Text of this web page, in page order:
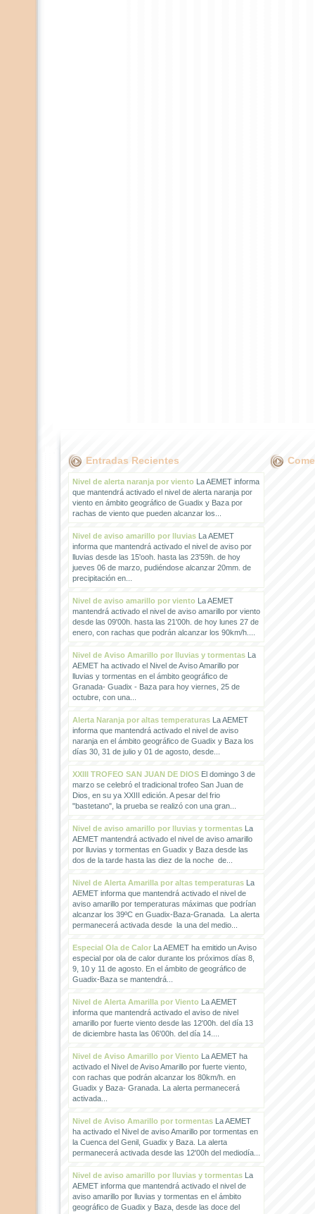
Entradas Recientes
Nivel de alerta naranja por vientoLa AEMET informa
que mantendrá activado el nivel de alerta naranja por
viento en ámbito geográfico de Guadix y Baza por
rachas de viento que pueden alcanzar los...
Nivel de aviso amarillo por lluviasLa AEMET
informa que mantendrá activado el nivel de aviso por
lluvias desde las 15'ooh. hasta las 23'59h. de hoy
jueves 06 de marzo, pudiéndose alcanzar 20mm. de
precipitación en...
Nivel de aviso amarillo por vientoLa AEMET
mantendrá activado el nivel de aviso amarillo por viento
desde las 09'00h. hasta las 21'00h. de hoy lunes 27 de
enero, con rachas que podrán alcanzar los 90km/h....
Nivel de Aviso Amarillo por lluvias y tormentasLa
AEMET ha activado el Nivel de Aviso Amarillo por
lluvias y tormentas en el ámbito geográfico de
Granada- Guadix - Baza para hoy viernes, 25 de
octubre, con una...
Alerta Naranja por altas temperaturasLa AEMET
informa que mantendrá activado el nivel de aviso
naranja en el ámbito geográfico de Guadix y Baza los
días 30, 31 de julio y 01 de agosto, desde...
XXIII TROFEO SAN JUAN DE DIOSEl domingo 3 de
marzo se celebró el tradicional trofeo San Juan de
Dios, en su ya XXIII edición. A pesar del frio
"bastetano", la prueba se realizó con una gran...
Nivel de aviso amarillo por lluvias y tormentasLa
AEMET mantendrá activado el nivel de aviso amarillo
por lluvias y tormentas en Guadix y Baza desde las
dos de la tarde hasta las diez de la noche de...
Nivel de Alerta Amarilla por altas temperaturasLa
AEMET informa que mantendrá activado el nivel de
aviso amarillo por temperaturas máximas que podrían
alcanzar los 39ºC en Guadix-Baza-Granada. La alerta
permanecerá activada desde la una del medio...
Especial Ola de CalorLa AEMET ha emitido un Aviso
especial por ola de calor durante los próximos días 8,
9, 10 y 11 de agosto. En el ámbito de geográfico de
Guadix-Baza se mantendrá...
Nivel de Alerta Amarilla por VientoLa AEMET
informa que mantendrá activado el aviso de nivel
amarillo por fuerte viento desde las 12'00h. del día 13
de diciembre hasta las 06'00h. del día 14....
Nivel de Aviso Amarillo por VientoLa AEMET ha
activado el Nivel de Aviso Amarillo por fuerte viento,
con rachas que podrán alcanzar los 80km/h. en
Guadix y Baza- Granada. La alerta permanecerá
activada...
Nivel de Aviso Amarillo por tormentasLa AEMET
ha activado el Nivel de aviso Amarillo por tormentas en
la Cuenca del Genil, Guadix y Baza. La alerta
permanecerá activada desde las 12'00h del mediodía...
Nivel de aviso amarillo por lluvias y tormentasLa
AEMET informa que mantendrá activado el nivel de
aviso amarillo por lluvias y tormentas en el ámbito
geográfico de Guadix y Baza, desde las doce del